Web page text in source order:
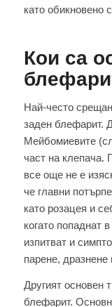
като обикновено
Кои са
Най-често
заден блефарит.
Мейбомиевите
част на клепача.
все още не е
че главни
като розацея и
когато попаднат
изпитват и
парене, дразнене
Другият основен
блефарит.